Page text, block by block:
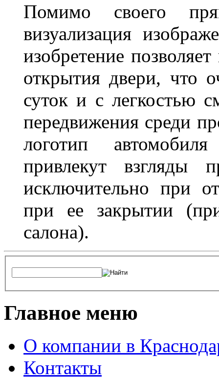
Помимо своего
визуализация
изобретение
открытия двери, что
суток и с легкостью
передвижения среди
логотип
привлекут взгляды
исключительно при
при ее закрытии
салона).
Главное меню
О компании в
Контакты